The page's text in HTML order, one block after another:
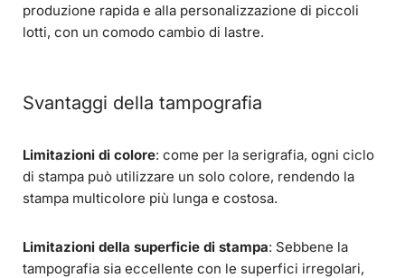
produzione rapida e alla personalizzazione di piccoli
lotti, con un comodo cambio di lastre.
Svantaggi della tampografia
Limitazioni di colore: come per la serigrafia, ogni ciclo
di stampa può utilizzare un solo colore, rendendo la
stampa multicolore più lunga e costosa.
Limitazioni della superficie di stampa: Sebbene la
tampografia sia eccellente con le superfici irregolari,